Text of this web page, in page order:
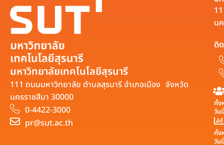
มหาวิทยาลัยเทคโนโลยีสุรนารี
111 ถนนมหาวิทยาลัย ตำบลสุรนารี อำเภอเมือง จังหวัด
นครราชสีมา 30000
0-4422-3000
pr@sut.ac.th
น
ติ
ทั้ง
วัน
ทั้ง
วัน